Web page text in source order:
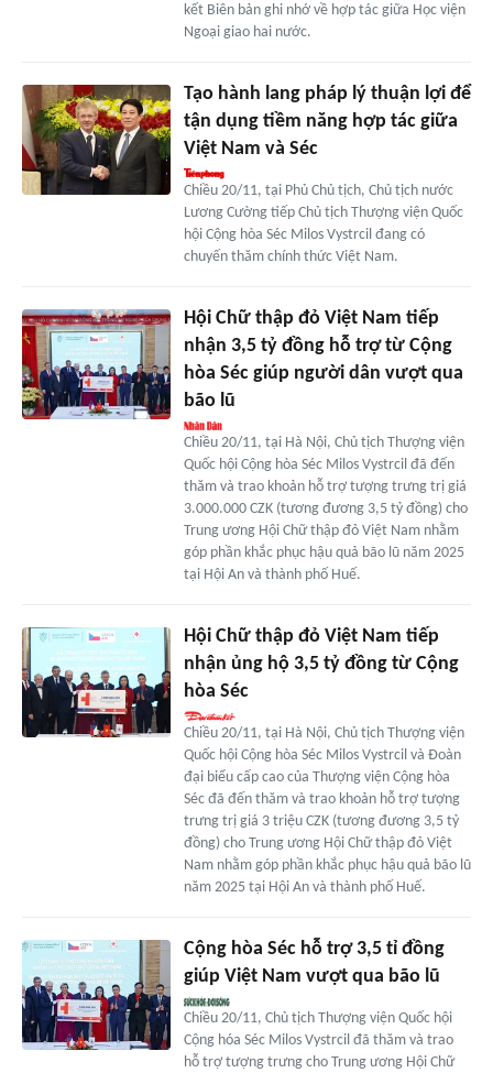
kết Biên bản ghi nhớ về hợp tác giữa Học viện
Ngoại giao hai nước.
Tạo hành lang pháp lý thuận lợi để
tận dụng tiềm năng hợp tác giữa
Việt Nam và Séc
Chiều 20/11, tại Phủ Chủ tịch, Chủ tịch nước
Lương Cường tiếp Chủ tịch Thượng viện Quốc
hội Cộng hòa Séc Milos Vystrcil đang có
chuyến thăm chính thức Việt Nam.
Hội Chữ thập đỏ Việt Nam tiếp
nhận 3,5 tỷ đồng hỗ trợ từ Cộng
hòa Séc giúp người dân vượt qua
bão lũ
Chiều 20/11, tại Hà Nội, Chủ tịch Thượng viện
Quốc hội Cộng hòa Séc Milos Vystrcil đã đến
thăm và trao khoản hỗ trợ tượng trưng trị giá
3.000.000 CZK (tương đương 3,5 tỷ đồng) cho
Trung ương Hội Chữ thập đỏ Việt Nam nhằm
góp phần khắc phục hậu quả bão lũ năm 2025
tại Hội An và thành phố Huế.
Hội Chữ thập đỏ Việt Nam tiếp
nhận ủng hộ 3,5 tỷ đồng từ Cộng
hòa Séc
Chiều 20/11, tại Hà Nội, Chủ tịch Thượng viện
Quốc hội Cộng hòa Séc Milos Vystrcil và Đoàn
đại biểu cấp cao của Thượng viện Cộng hòa
Séc đã đến thăm và trao khoản hỗ trợ tượng
trưng trị giá 3 triệu CZK (tương đương 3,5 tỷ
đồng) cho Trung ương Hội Chữ thập đỏ Việt
Nam nhằm góp phần khắc phục hậu quả bão lũ
năm 2025 tại Hội An và thành phố Huế.
Cộng hòa Séc hỗ trợ 3,5 tỉ đồng
giúp Việt Nam vượt qua bão lũ
Chiều 20/11, Chủ tịch Thượng viện Quốc hội
Cộng hóa Séc Milos Vystrcil đã thăm và trao
hỗ trợ tượng trưng cho Trung ương Hội Chữ